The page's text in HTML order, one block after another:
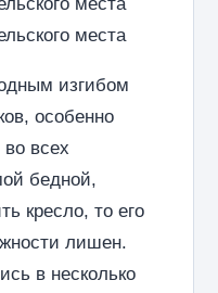
изгибом
особенно
всех
бедной,
кресло, то его
лишен.
в несколько